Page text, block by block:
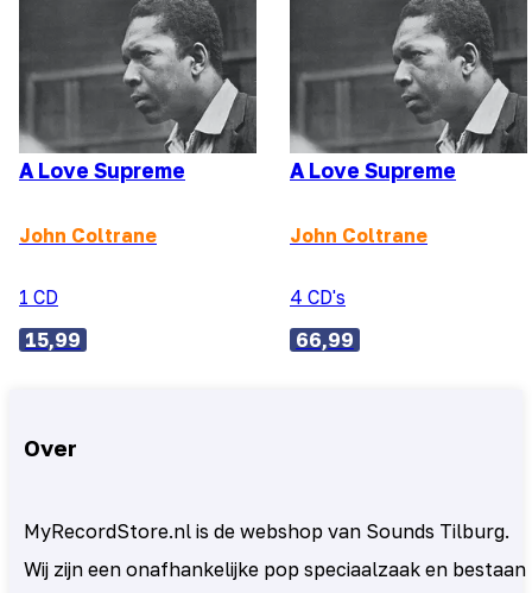
A Love Supreme
John Coltrane
1 CD
15,99
A Love Supreme
John Coltrane
4 CD's
66,99
Over
MyRecordStore.nl is de webshop van Sounds Tilburg.
Wij zijn een onafhankelijke pop speciaalzaak en bestaan